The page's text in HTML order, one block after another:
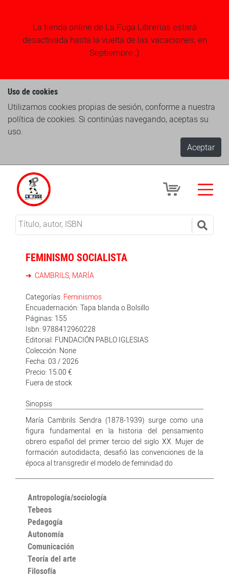
La tienda online de La Fuga Librerias estará
desactivada hasta la vuelta de las vacaciones, en
Septiembre ;)
Uso de cookies
Utilizamos cookies propias de sesión, conforme a nuestra
política de cookies. Si continúas navegando, aceptas su
uso.
Aceptar
FEMINISMO SOCIALISTA
CAMBRILS, MARÍA
Categorías: Feminismos
Encuadernación: Tapa blanda o Bolsillo
Páginas: 155
Isbn: 9788412960228
Editorial: FUNDACIÓN PABLO IGLESIAS
Colección: None
Fecha: 03 / 2026
Precio: 15.00 €
Fuera de stock
Sinopsis
María Cambrils Sendra (1878-1939) surge como una
figura fundamental en la historia del pensamiento
obrero español del primer tercio del siglo XX. Mujer de
formación autodidacta, desafió las convenciones de la
época al transgredir el modelo de feminidad do
Antropología/sociología
Tebeos
Pedagogía
Autonomía
Comunicación
Teoría del arte
Filosofía